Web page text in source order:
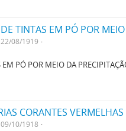
22/08/1919
PÓ POR MEIO DA
09/10/1918